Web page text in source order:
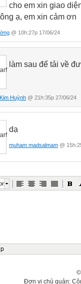
cho em xin giao
ạ, em xin cảm ơn
@ 10h:27p 17/06/24
làm sau để tải về
Huỳnh @ 21h:35p 27/06/24
dạ
muham madsalmam @
p
Đơn vị chủ quản: